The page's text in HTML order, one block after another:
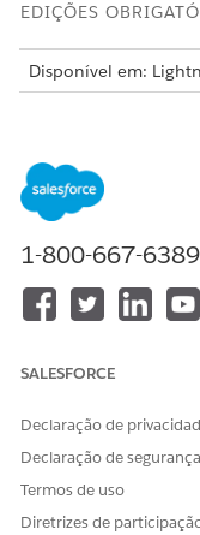
EDIÇÕES
Disponível em:
Esse modelo cria um
detalhes essenciais
Atributos de entrada
O formulário de
Descrição do
Impacto: O nível
problema.
Urgência: O nível
relatado.
1-800-667-6389
SALESFORCE
Declaração de
Declaração de segurança
Termos de uso
Diretrizes de